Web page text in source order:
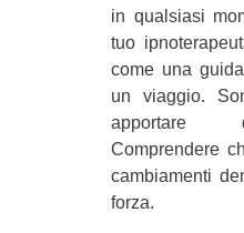
in qualsiasi
tuo
come una
un viaggio.
apportare
Comprendere
cambiamenti
forza.